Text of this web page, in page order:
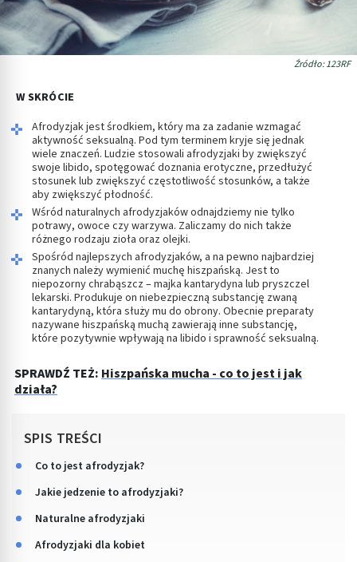
Źródło: 123RF
W SKRÓCIE
Afrodyzjak jest środkiem, który ma za zadanie wzmagać
aktywność seksualną. Pod tym terminem kryje się jednak
wiele znaczeń. Ludzie stosowali afrodyzjaki by zwiększyć
swoje libido, spotęgować doznania erotyczne, przedłużyć
stosunek lub zwiększyć częstotliwość stosunków, a także
aby zwiększyć płodność.
Wśród naturalnych afrodyzjaków odnajdziemy nie tylko
potrawy, owoce czy warzywa. Zaliczamy do nich także
różnego rodzaju zioła oraz olejki.
Spośród najlepszych afrodyzjaków, a na pewno najbardziej
znanych należy wymienić muchę hiszpańską. Jest to
niepozorny chrabąszcz – majka kantarydyna lub pryszczel
lekarski. Produkuje on niebezpieczną substancję zwaną
kantarydyną, która służy mu do obrony. Obecnie preparaty
nazywane hiszpańską muchą zawierają inne substancję,
które pozytywnie wpływają na libido i sprawność seksualną.
SPRAWDŹ TEŻ: Hiszpańska mucha - co to jest i jak
działa?
SPIS TREŚCI
Co to jest afrodyzjak?
Jakie jedzenie to afrodyzjaki?
Naturalne afrodyzjaki
Afrodyzjaki dla kobiet